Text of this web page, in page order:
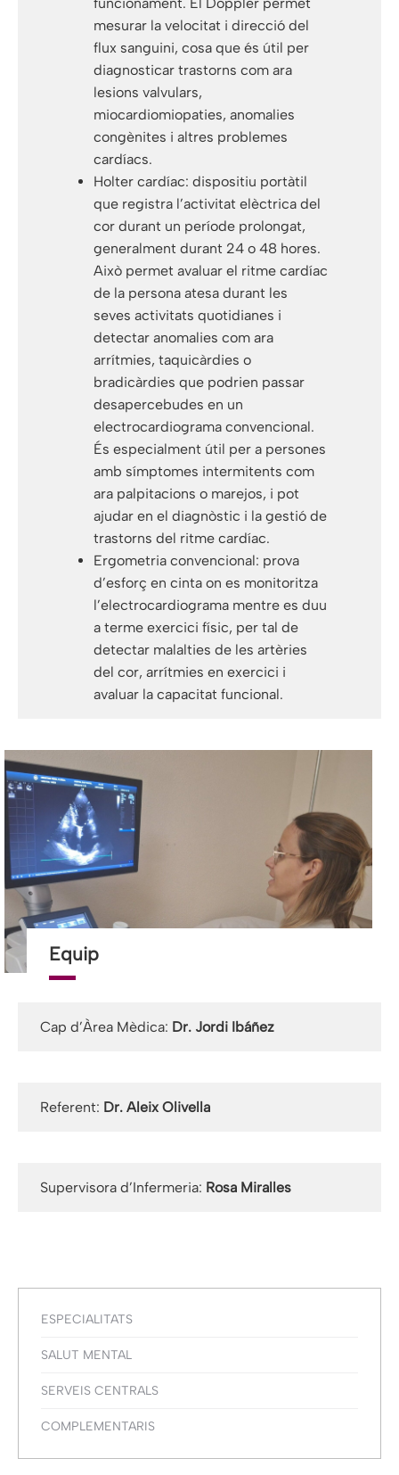
mesurar la velocitat i direcció del
flux sanguini, cosa que és útil per
diagnosticar trastorns com ara
lesions valvulars,
miocardiomiopaties, anomalies
congènites i altres problemes
cardíacs.
Holter cardíac: dispositiu portàtil
que registra l’activitat elèctrica del
cor durant un període prolongat,
generalment durant 24 o 48 hores.
Això permet avaluar el ritme cardíac
de la persona atesa durant les
seves activitats quotidianes i
detectar anomalies com ara
arrítmies, taquicàrdies o
bradicàrdies que podrien passar
desapercebudes en un
electrocardiograma convencional.
És especialment útil per a persones
amb símptomes intermitents com
ara palpitacions o marejos, i pot
ajudar en el diagnòstic i la gestió de
trastorns del ritme cardíac.
Ergometria convencional: prova
d’esforç en cinta on es monitoritza
l’electrocardiograma mentre es duu
a terme exercici físic, per tal de
detectar malalties de les artèries
del cor, arrítmies en exercici i
avaluar la capacitat funcional.
Equip
Cap d’Àrea Mèdica: Dr. Jordi Ibáñez
Referent: Dr. Aleix Olivella
Supervisora d’Infermeria: Rosa Miralles
ESPECIALITATS
SALUT MENTAL
SERVEIS CENTRALS
COMPLEMENTARIS